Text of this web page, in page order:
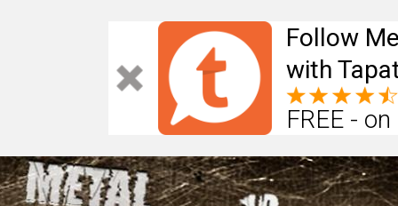
Follow
with
FREE -